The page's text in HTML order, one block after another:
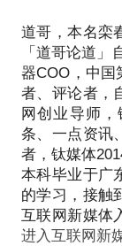
便把资源也匹
要求你来之
（dogdaoge
资本与行业，
话题内容包括
如何通过自媒
影响力，建立
分享思维理
论、并将资源
希望你有一定
对于其中的方
营、融资技
愿进行创业的
众多创业项目
如果你怀着一
业路上，在此
留，因为这里
走好多弯路，
你“悬崖勒马”
话，创业之
道哥，本名栾
「道哥论道
器COO，中国
者、评论者，
网创业导师
条、一点资讯
者，钛媒体
本科毕业于广
的学习，接触
互联网新媒体
进入互联网新